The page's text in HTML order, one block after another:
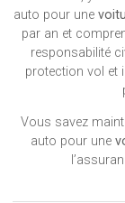
auto pour une
par an et
responsabilité
protection vol et
Vous savez
auto pour une